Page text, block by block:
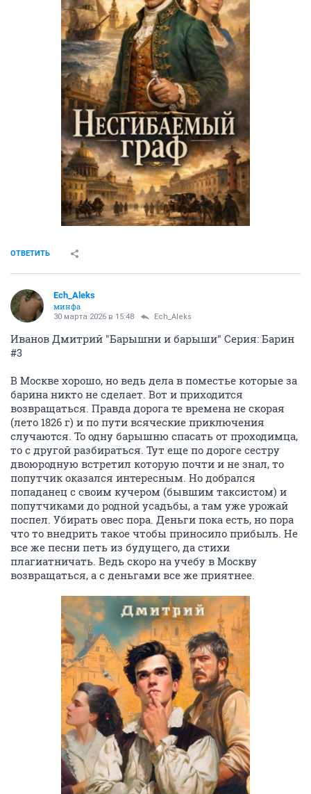
ОТВЕТИТЬ
Ech_Aleks
минфа
30 марта 2026 в 15:48 Ech_Aleks
Иванов Дмитрий "Барышни и барыши" Серия: Барин
#3
В Москве хорошо, но ведь дела в поместье которые за
барина никто не сделает. Вот и приходится
возвращаться. Правда дорога те времена не скорая
(лето 1826 г) и по пути всяческие приключения
случаются. То одну барышню спасать от проходимца,
то с другой разбираться. Тут еще по дороге сестру
двоюродную встретил которую почти и не знал, то
попутчик оказался интересным. Но добрался
попаданец с своим кучером (бывшим таксистом) и
попутчиками до родной усадьбы, а там уже урожай
поспел. Убирать овес пора. Деньги пока есть, но пора
что то внедрить такое чтобы приносило прибыль. Не
все же песни петь из будущего, да стихи
плагиатничать. Ведь скоро на учебу в Москву
возвращаться, а с деньгами все же приятнее.